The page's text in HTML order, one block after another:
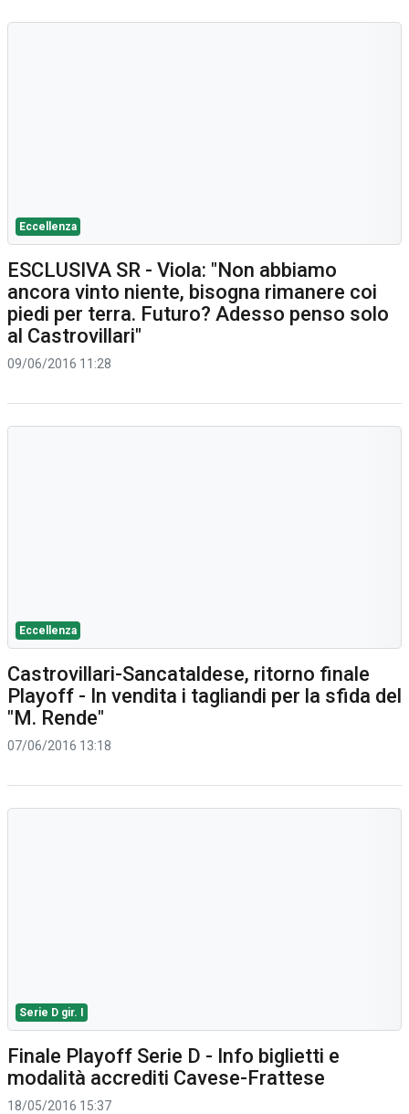
Eccellenza
ESCLUSIVA SR - Viola: "Non abbiamo
ancora vinto niente, bisogna rimanere coi
piedi per terra. Futuro? Adesso penso solo
al Castrovillari"
09/06/2016 11:28
Eccellenza
Castrovillari-Sancataldese, ritorno finale
Playoff - In vendita i tagliandi per la sfida del
"M. Rende"
07/06/2016 13:18
Serie D gir. I
Finale Playoff Serie D - Info biglietti e
modalità accrediti Cavese-Frattese
18/05/2016 15:37